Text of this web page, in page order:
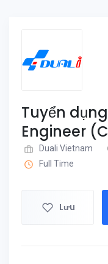
Tuyển
Engineer
Duali Vietnam
Full Time
Lưu